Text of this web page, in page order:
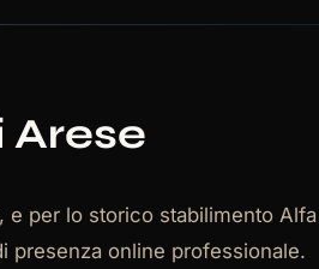
Arese
per lo storico stabilimento
presenza online professionale.